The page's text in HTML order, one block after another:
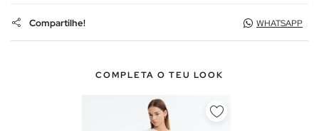
Compartilhe! WHATSAPP
COMPLETA O TEU LOOK